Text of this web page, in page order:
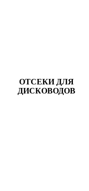
ОТСЕКИ ДЛЯ
ДИСКОВОДОВ